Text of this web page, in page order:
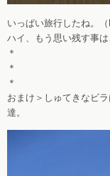
いっぱい旅行したね。（
ハイ、もう思い残す事
＊
＊
＊
おまけ＞しゅてきなビ
達。